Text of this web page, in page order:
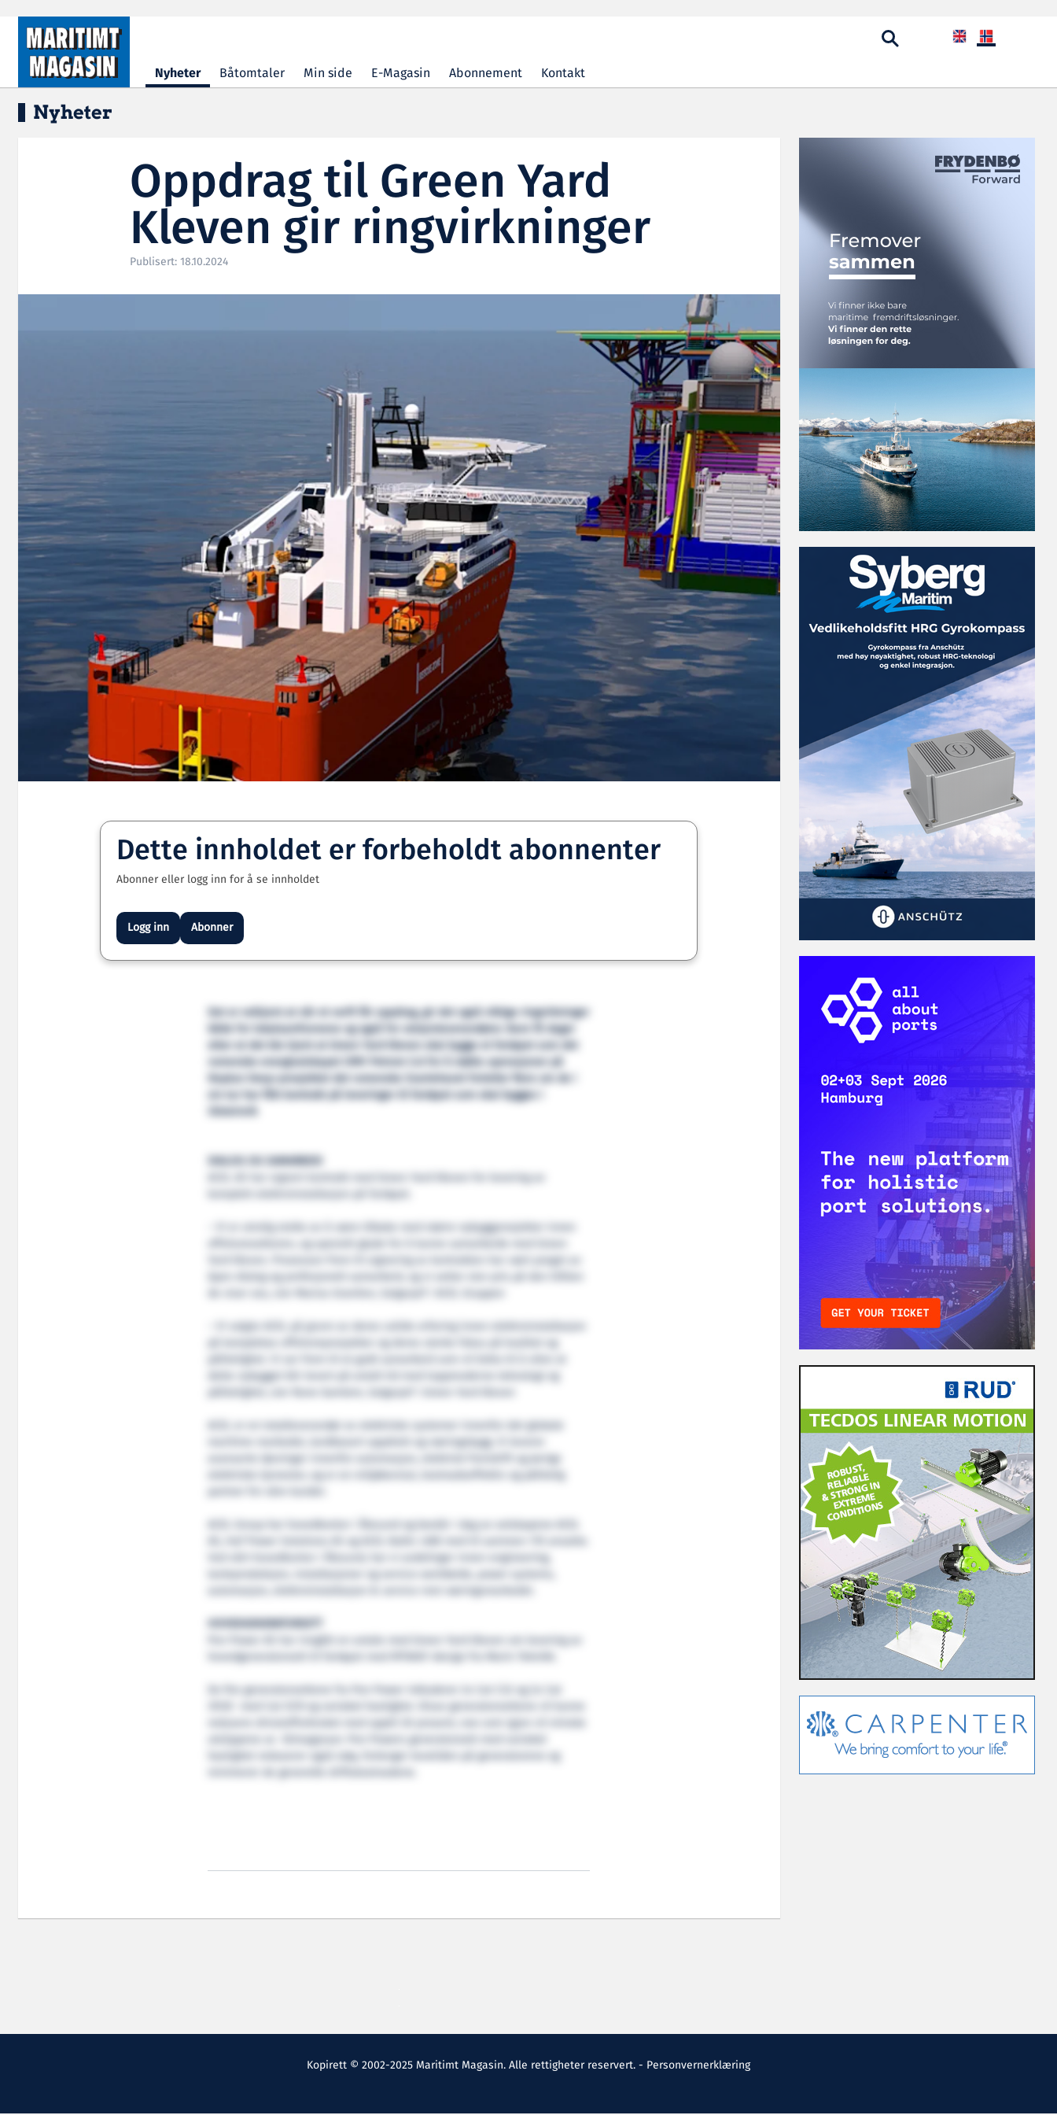
Hopp til hovedinnhold
Nyheter Båtomtaler Min side E-Magasin Abonnement Kontakt
Nyheter
Oppdrag til Green Yard
Kleven gir ringvirkninger
Publisert: 18.10.2024
Dette innholdet er forbeholdt abonnenter
Abonner eller logg inn for å se innholdet
Logg inn Abonner
Det er velkjent at når et verft får oppdrag, gir det også viktige ringvirkninger
både for lokalsamfunnene og også for utstyrsleverandører. Bare få dager
etter at det ble kjent at Green Yard Kleven skal bygge et fartøyet som det
rumenske energiselskapet OMV Petrom S.A for å støtte operasjoner på
Neptun Deep-prosjektet det rumenske Svartehavet forteller flere om de i
sin tur har fått kontrakt på leveringer til fartøyet som skal bygges i
Ulsteinvik
DIALOG OG SAMARBEID
ACEL AS har signert kontrakt med Green Yard Kleven for levering av
komplett elektroinstallasjon på fartøyet.
– Vi er utrolig stolte av å være tilbake med større nybyggprosjekter innen
offshoresektoren, og spesielt glade for å kunne samarbeide med Green
Yard Kleven. Prosessen frem til signering av kontrakten har vært preget av
åpen dialog og profesjonelt samarbeid, og vi setter stor pris på den tilliten
de viser oss, sier Marius Granlien, Salgssjef i ACEL Gruppen
– Vi valgte ACEL på grunn av deres solide erfaring innen elektroinstallasjon
pålitelighet. Vi ser frem til et godt samarbeid som vil bidra til å sikre at
dette nybygget blir levert på avtalt tid med toppmoderne teknologi og
pålitelighet, sier Rune Gamlem, Salgssjef i Green Yard Kleven
ACEL er en totalleverandør av elektriske systemer innenfor det globale
maritime markedet, landbasert oppdrett og næringsbygg. Vi leverer
avanserte løsninger innenfor automasjon, elektrisk fremdrift og øvrige
elektriske tjenester, og er en miljøbevisst, kostnadseffektiv og pålitelig
ACEL Group har hovedkontor i Ålesund og består i dag av selskapene ACEL
AS, Haf Power Solutions AS og ACEL Baltic UAB med til sammen 170 ansatte.
Ved vårt hovedkontor i Ålesund, har vi avdelinger innen engineering,
automasjon, elektroinstallasjon & service mot næringsmarkedet.
HOVEDGENERATORSETT
Pon Power AS har inngått en avtale med Green Yard Kleven om levering av
hovedgeneratorsett til fartøyet med MT6067-design fra Marin Teknikk.
De fire generatorsettene fra Pon Power inkluderer 2x Cat C32 og 2x Cat
3512E med Cat SCR og variabel hastighet. Disse generatorsettene vil kunne
redusere drivstofforbruket med opptil 30 prosent, noe som igjen vil minske
utslippene av klimagasser. Pon Powers generatorsett med variabel
hastighet reduserer også støy, forlenger levetiden på generatorene og
minimerer de generelle driftskostnadene.
Kopirett © 2002-2025 Maritimt Magasin. Alle rettigheter reservert. - Personvernerklæring